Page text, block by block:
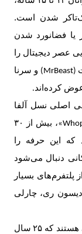
شدن است.
یا فضانورد شدن
عصر دیجیتال را
(MrBeast)
و سرنا
کرده‌اند.
اصلی نسل آلفا
، بیش از
۳۰
که این حرفه را
دنبال می‌شود
بسیار
ری، چارلی
هستند که ۲۵ سال